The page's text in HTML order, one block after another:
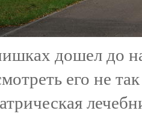
дошел до
его не